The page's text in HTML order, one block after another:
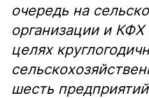
очередь на
организации и КФХ
целях
шесть